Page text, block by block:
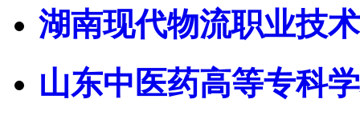
湖南现代物流职业技
山东中医药高等专科